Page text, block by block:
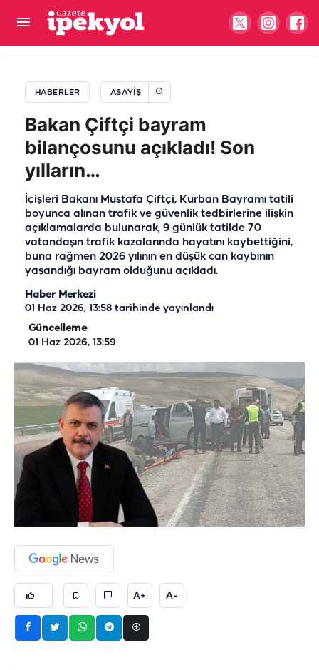
HABERLER ASAYIŞ
Bakan Çiftçi bayram
bilançosunu açıkladı! Son
yılların…
İçişleri Bakanı Mustafa Çiftçi, Kurban Bayramı tatili
boyunca alınan trafik ve güvenlik tedbirlerine ilişkin
açıklamalarda bulunarak, 9 günlük tatilde 70
vatandaşın trafik kazalarında hayatını kaybettiğini,
buna rağmen 2026 yılının en düşük can kaybının
yaşandığı bayram olduğunu açıkladı.
Haber Merkezi
01 Haz 2026, 13:58 tarihinde yayınlandı
Güncelleme
01 Haz 2026, 13:59
A+ A-
Şanlıurfa'da zincirleme kaza: 3 araç birbirine girdi